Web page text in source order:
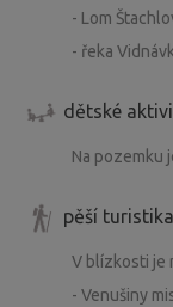
- Lom
- řeka
dětské
Na pozemku
pěší turistika
V blízkosti je
- Venušiny